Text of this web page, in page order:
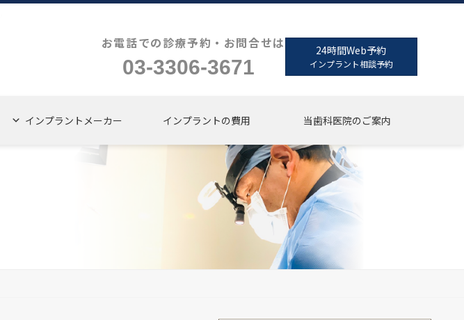
お電話での診療予約・お問合せは
03-3306-3671
24時間Web予約
インプラント相談予約
インプラントメーカー インプラントの費用 当歯科医院のご案内